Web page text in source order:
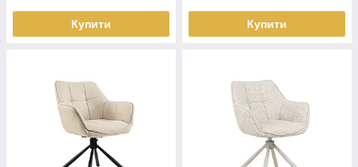
Купити Купити